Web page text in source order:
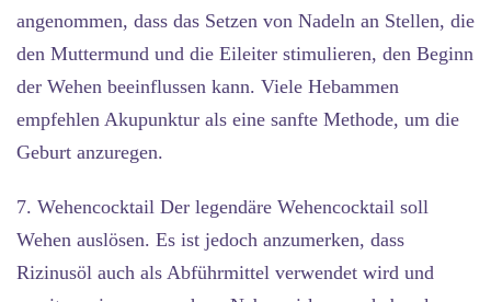
angenommen, dass das Setzen von Nadeln an Stellen, die
den Muttermund und die Eileiter stimulieren, den Beginn
der Wehen beeinflussen kann. Viele Hebammen
empfehlen Akupunktur als eine sanfte Methode, um die
Geburt anzuregen.
7. Wehencocktail Der legendäre Wehencocktail soll
Wehen auslösen. Es ist jedoch anzumerken, dass
Rizinusöl auch als Abführmittel verwendet wird und